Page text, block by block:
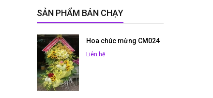
SẢN PHẨM BÁN CHẠY
Hoa chúc mừng CM024
Liên hệ